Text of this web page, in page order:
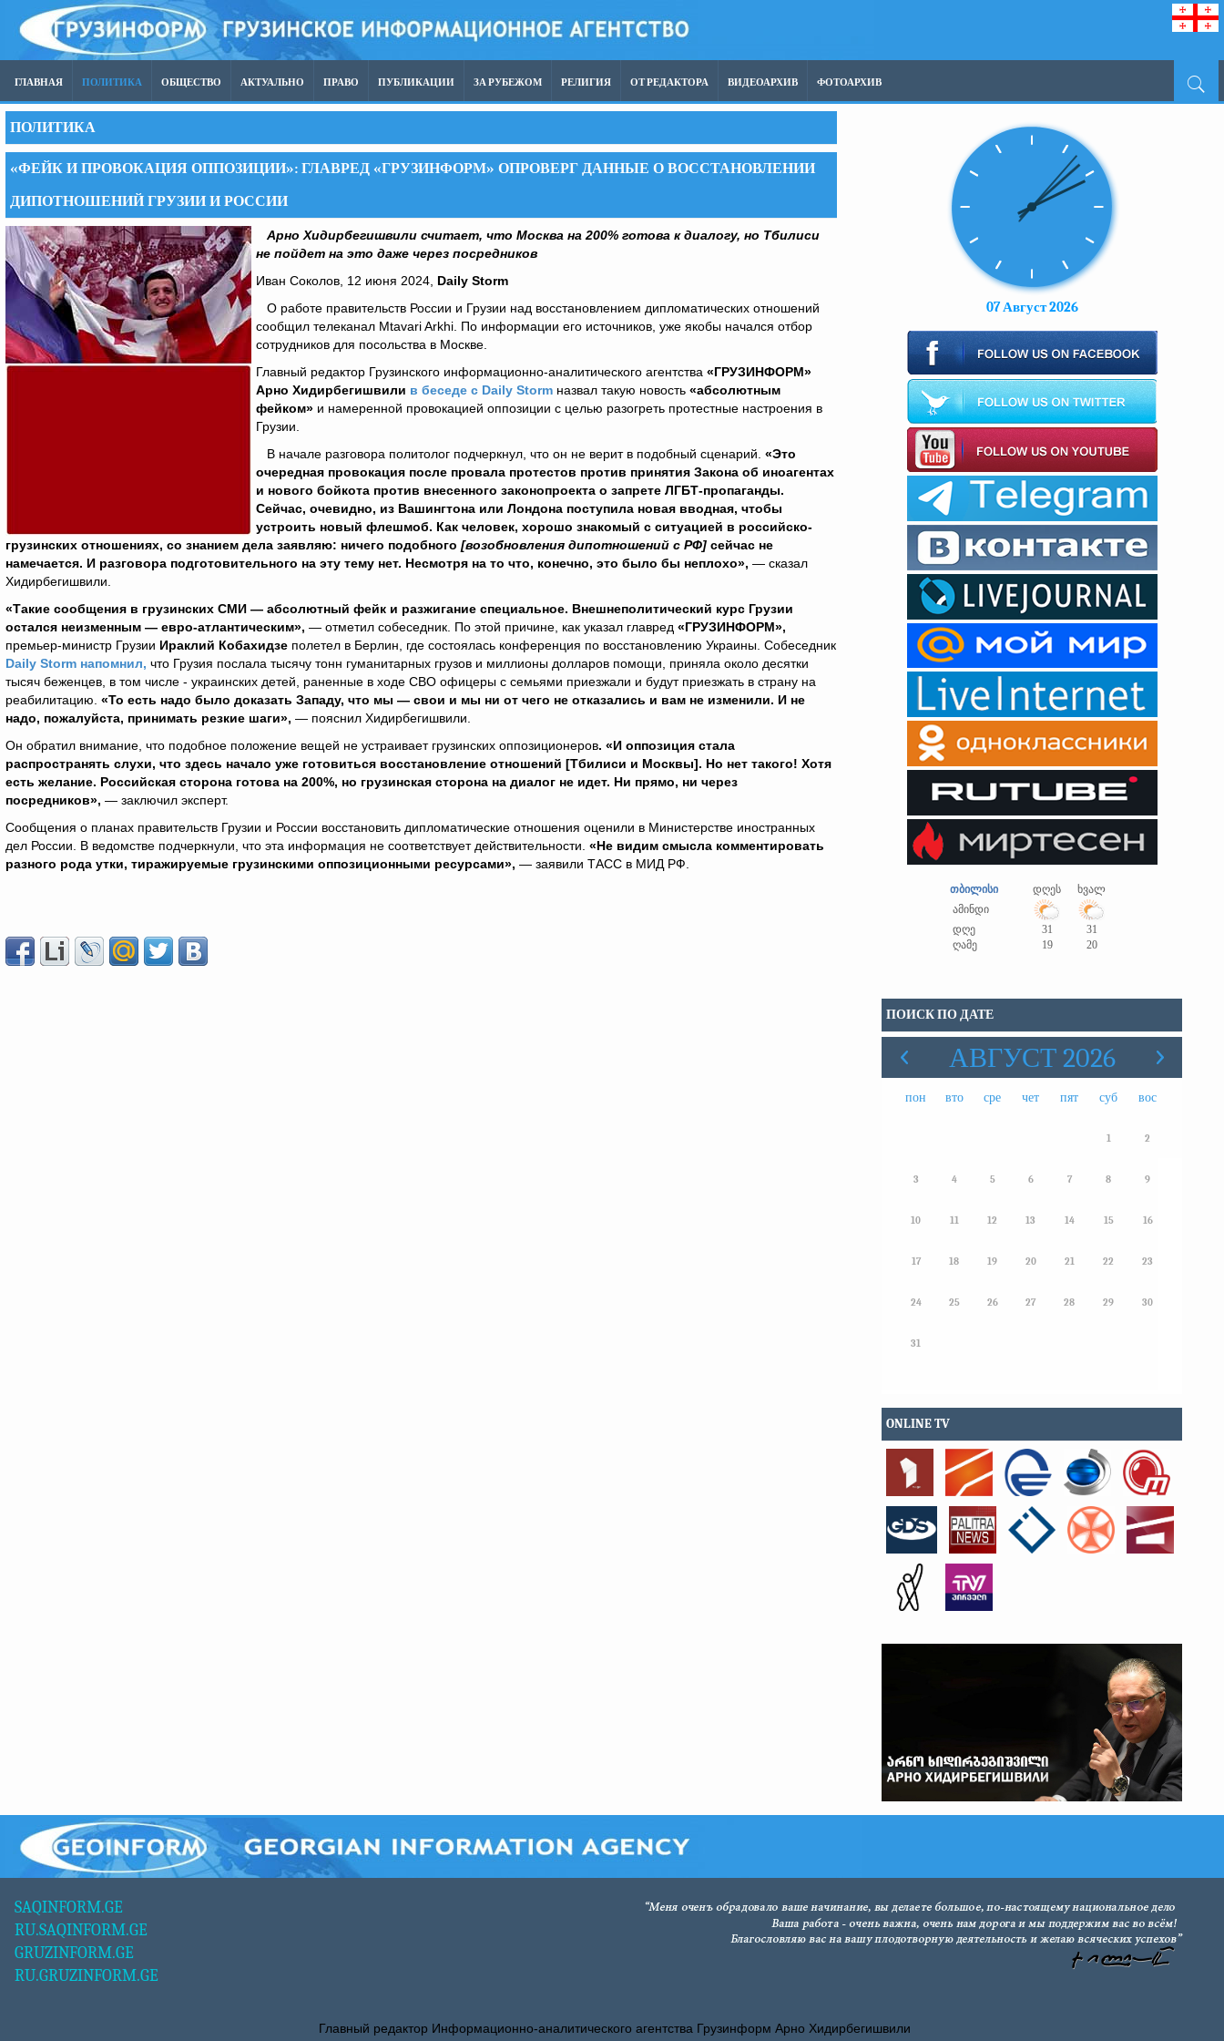
ГЛАВНАЯ ПОЛИТИКА ОБЩЕСТВО АКТУАЛЬНО ПРАВО ПУБЛИКАЦИИ ЗА РУБЕЖОМ РЕЛИГИЯ ОТ РЕДАКТОРА ВИДЕОАРХИВ ФОТОАРХИВ
ПОЛИТИКА
«ФЕЙК И ПРОВОКАЦИЯ ОППОЗИЦИИ»: ГЛАВРЕД «ГРУЗИНФОРМ» ОПРОВЕРГ ДАННЫЕ О ВОССТАНОВЛЕНИИ
ДИПОТНОШЕНИЙ ГРУЗИИ И РОССИИ
Арно Хидирбегишвили считает, что Москва на 200% готова к диалогу, но Тбилиси
не пойдет на это даже через посредников
Иван Соколов, 12 июня 2024, Daily Storm
О работе правительств России и Грузии над восстановлением дипломатических отношений
сообщил телеканал Mtavari Arkhi. По информации его источников, уже якобы начался отбор
сотрудников для посольства в Москве.
Главный редактор Грузинского информационно-аналитического агентства «ГРУЗИНФОРМ»
Арно Хидирбегишвили в беседе с Daily Storm назвал такую новость «абсолютным
фейком» и намеренной провокацией оппозиции с целью разогреть протестные настроения в
Грузии.
В начале разговора политолог подчеркнул, что он не верит в подобный сценарий. «Это
очередная провокация после провала протестов против принятия Закона об иноагентах
и нового бойкота против внесенного законопроекта о запрете ЛГБТ-пропаганды.
Сейчас, очевидно, из Вашингтона или Лондона поступила новая вводная, чтобы
устроить новый флешмоб. Как человек, хорошо знакомый с ситуацией в российско-
грузинских отношениях, со знанием дела заявляю: ничего подобного [возобновления дипотношений c РФ] сейчас не
намечается. И разговора подготовительного на эту тему нет. Несмотря на то что, конечно, это было бы неплохо», — сказал
Хидирбегишвили.
«Такие сообщения в грузинских СМИ — абсолютный фейк и разжигание специальное. Внешнеполитический курс Грузии
остался неизменным — евро-атлантическим», — отметил собеседник. По этой причине, как указал главред «ГРУЗИНФОРМ»,
премьер-министр Грузии Ираклий Кобахидзе полетел в Берлин, где состоялась конференция по восстановлению Украины. Собеседник
Daily Storm напомнил, что Грузия послала тысячу тонн гуманитарных грузов и миллионы долларов помощи, приняла около десятки
тысяч беженцев, в том числе - украинских детей, раненные в ходе СВО офицеры с семьями приезжали и будут приезжать в страну на
реабилитацию. «То есть надо было доказать Западу, что мы — свои и мы ни от чего не отказались и вам не изменили. И не
надо, пожалуйста, принимать резкие шаги», — пояснил Хидирбегишвили.
Он обратил внимание, что подобное положение вещей не устраивает грузинских оппозиционеров. «И оппозиция стала
распространять слухи, что здесь начало уже готовиться восстановление отношений [Тбилиси и Москвы]. Но нет такого! Хотя
есть желание. Российская сторона готова на 200%, но грузинская сторона на диалог не идет. Ни прямо, ни через
посредников», — заключил эксперт.
Сообщения о планах правительств Грузии и России восстановить дипломатические отношения оценили в Министерстве иностранных
дел России. В ведомстве подчеркнули, что эта информация не соответствует действительности. «Не видим смысла комментировать
разного рода утки, тиражируемые грузинскими оппозиционными ресурсами», — заявили ТАСС в МИД РФ.
07 Август 2026
თბილისი დღეს
ხვალ
ამინდი
დღე
31
31
ღამე
19 20
ПОИСК ПО ДАТЕ
АВГУСТ 2026
пон вто сре чет пят суб вос
1 2
3 4 5 6 7 8 9
10 11 12 13 14 15 16
17 18 19 20 21 22 23
24 25 26 27 28 29 30
31
ONLINE TV
SAQINFORM.GE
RU.SAQINFORM.GE
GRUZINFORM.GE
RU.GRUZINFORM.GE
Главный редактор Информационно-аналитического агентства Грузинформ Арно Хидирбегишвили